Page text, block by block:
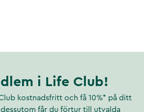
i Life Club!
kostnadsfritt och få 10%* på ditt
får du förtur till utvalda